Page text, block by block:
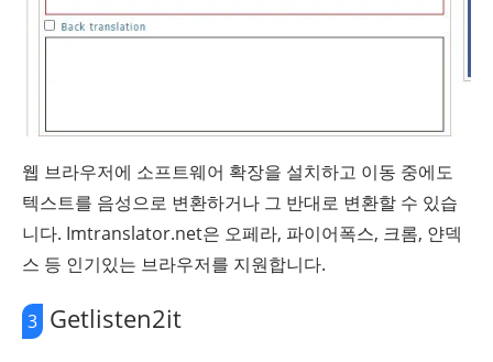
웹 브라우저에 소프트웨어 확장을 설치하고 이동 중에도
텍스트를 음성으로 변환하거나 그 반대로 변환할 수 있습
니다. Imtranslator.net은 오페라, 파이어폭스, 크롬, 얀덱
스 등 인기있는 브라우저를 지원합니다.
3 Getlisten2it